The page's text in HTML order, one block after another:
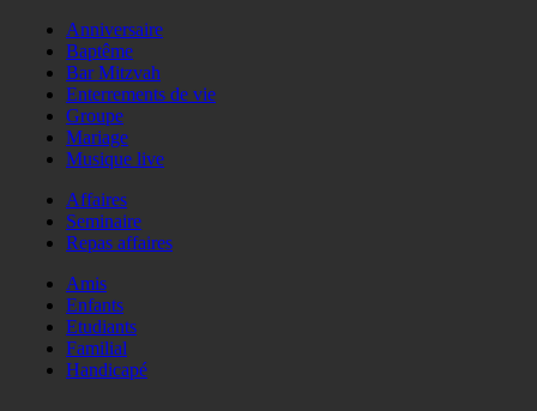
Anniversaire
Baptême
Bar Mitzvah
Enterrements de vie
Groupe
Mariage
Musique live
Affaires
Seminaire
Repas affaires
Amis
Enfants
Etudiants
Familial
Handicapé